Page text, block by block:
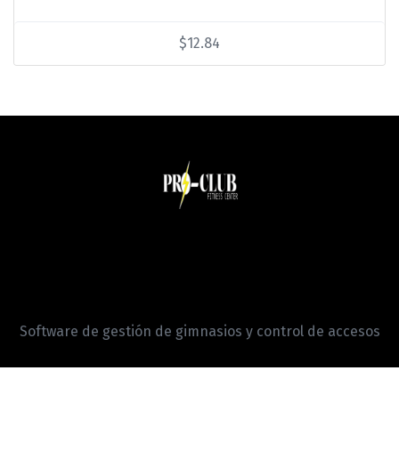
$12.84
Software de gestión de gimnasios y control de accesos